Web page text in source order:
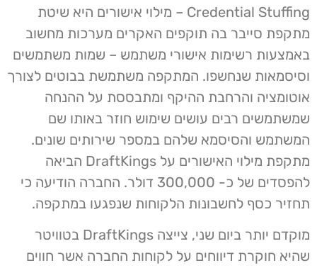
Credential Stuffing – מילוי אישורים היא שיטת
מתקפת סייבר בה תוקפים האקרים מערכות מחשוב
באמצעות רשימות אישורי משתמש – שמות משתמשים
וסיסמאות שנחשפו. המתקפה משתמשת בבוטים לצורך
אוטומציה והרחבת ההיקף ומתבססת על ההנחה
שמשתמשים רבים עושים שימוש חוזר באותו שם
המשתמש והסיסמא שלהם במספר שירותים שונים.
מתקפת מילוי האישורים על DraftKings הביאה
להפסדים של כ- 300,000 דולר. החברה הודיעה כי
תחזיר כסף לחשבונות הלקוחות שנפגעו במתקפה.
מוקדם יותר ביום שני, צייצה DraftKings בטוויטר
שהיא חוקרת דיווחים על לקוחות החברה אשר חווים